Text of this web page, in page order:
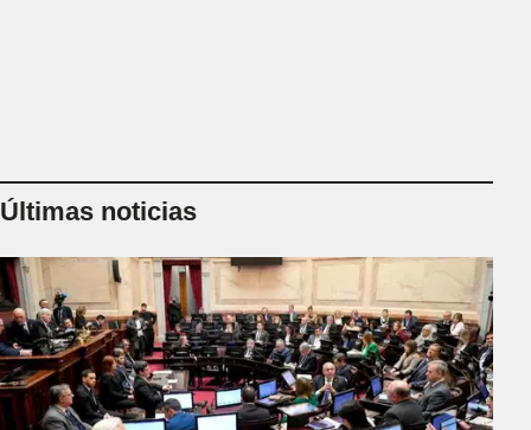
Últimas noticias